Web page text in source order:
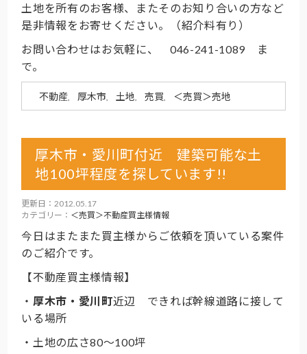
土地を所有のお客様、またそのお知り合いの方など
是非情報をお寄せください。（紹介料有り）
お問い合わせはお気軽に、 046-241-1089 ま
で。
不動産 厚木市 土地 売買 ＜売買＞売地
厚木市・愛川町付近 建築可能な土
地100坪程度を探しています!!
更新日：2012.05.17
カテゴリー： ＜売買＞不動産買主様情報
今日はまたまた買主様からご依頼を頂いている案件
のご紹介です。
【不動産買主様情報】
・ 厚木市・愛川町近辺 できれば幹線道路に接して
いる場所
・土地の広さ80～100坪